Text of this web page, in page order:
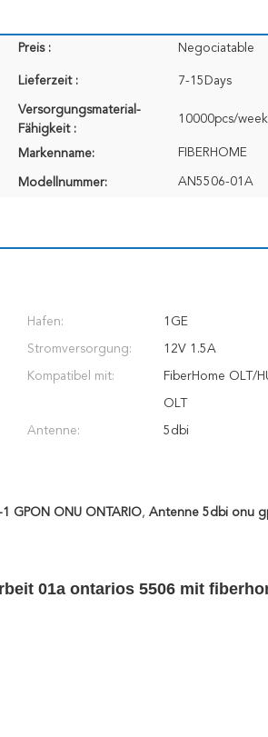
Preis :
Negociatable
Lieferzeit : 7-15Days
Versorgungsmaterial-
Fähigkeit :
10000pcs/week
Markenname: FIBERHOME
Modellnummer: AN5506-01A
Hafen: 1GE
Stromversorgung: 12V 1.5A
Kompatibel mit: FiberHome OLT/
OLT
Antenne: 5dbi
GPON ONU ONTARIO, Antenne 5dbi onu
01a ontarios 5506 mit